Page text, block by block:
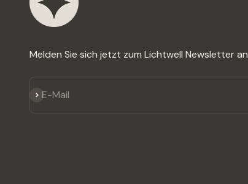
Melden Sie sich jetzt zum Lichtwell Newsletter an
E-Mail
Abonnieren